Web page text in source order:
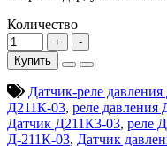
Количество
Купить
Датчик-реле
Д211К-03, реле давления
Датчик Д211К3-03, реле
Д-211К-03, Датчик